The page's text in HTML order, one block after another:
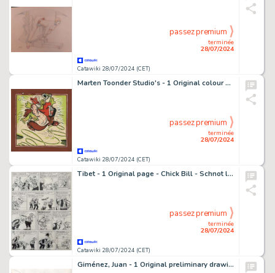
Catawiki 28/07/2024 (CET)
terminée
28/07/2024
passez premium
Marten Toonder Studio's - 1 Original colour drawing - Bommel en Tom Poes - Bommelbode #12 - 1951
Catawiki 28/07/2024 (CET)
terminée
28/07/2024
passez premium
Tibet - 1 Original page - Chick Bill - Schnot le bel à Wood City - 1976
Catawiki 28/07/2024 (CET)
terminée
28/07/2024
passez premium
Giménez, Juan - 1 Original preliminary drawing - Top Comics #1 - Cover - 1995